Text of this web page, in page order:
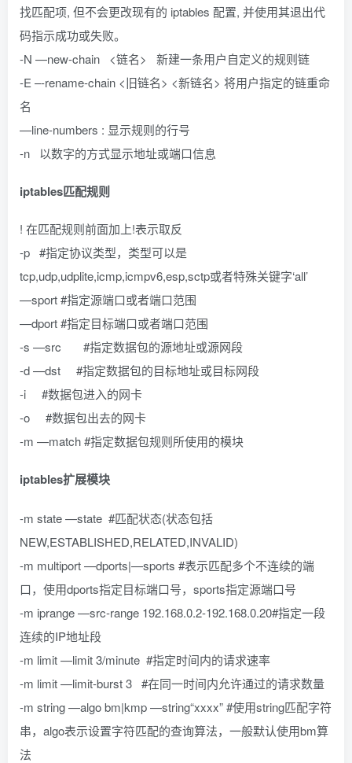
找匹配项, 但不会更改现有的 iptables 配置, 并使用其退出代
码指示成功或失败。
-N —new-chain <链名> 新建一条用户自定义的规则链
-E –-rename-chain <旧链名> <新链名> 将用户指定的链重命
名
—line-numbers : 显示规则的行号
-n 以数字的方式显示地址或端口信息
iptables匹配规则
! 在匹配规则前面加上!表示取反
-p #指定协议类型，类型可以是
tcp,udp,udplite,icmp,icmpv6,esp,sctp或者特殊关键字‘all’
—sport #指定源端口或者端口范围
—dport #指定目标端口或者端口范围
-s —src #指定数据包的源地址或源网段
-d —dst #指定数据包的目标地址或目标网段
-i #数据包进入的网卡
-o #数据包出去的网卡
-m —match #指定数据包规则所使用的模块
iptables扩展模块
-m state —state #匹配状态(状态包括
NEW,ESTABLISHED,RELATED,INVALID)
-m multiport —dports|—sports #表示匹配多个不连续的端
口，使用dports指定目标端口号，sports指定源端口号
-m iprange —src-range 192.168.0.2-192.168.0.20#指定一段
连续的IP地址段
-m limit —limit 3/minute #指定时间内的请求速率
-m limit —limit-burst 3 #在同一时间内允许通过的请求数量
-m string —algo bm|kmp —string“xxxx” #使用string匹配字符
串，algo表示设置字符匹配的查询算法，一般默认使用bm算
法